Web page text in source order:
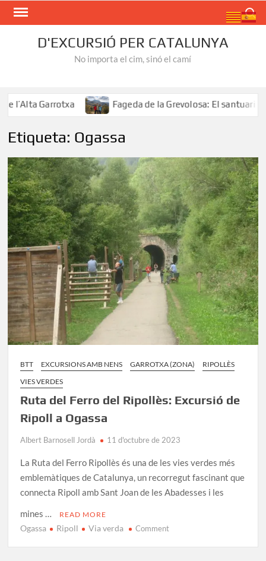
Skip
D'EXCURSIÓ PER CATALUNYA
No importa el cim, sinó el camí
Garrotxa Fageda de la Grevolosa: El santuari dels
Etiqueta: Ogassa
BTT EXCURSIONS AMB NENS GARROTXA (ZONA)
RIPOLLÈS
VIES VERDES
Ruta del Ferro del Ripollès: Excursió de
Ripoll a Ogassa
Albert Barnosell Jordà 11 d'octubre de 2023
La Ruta del Ferro Ripollès és una de les vies verdes més
emblemàtiques de Catalunya, un recorregut fascinant que
connecta Ripoll amb Sant Joan de les Abadesses i les
mines …
READ MORE
Ogassa Ripoll Via verda Commenton